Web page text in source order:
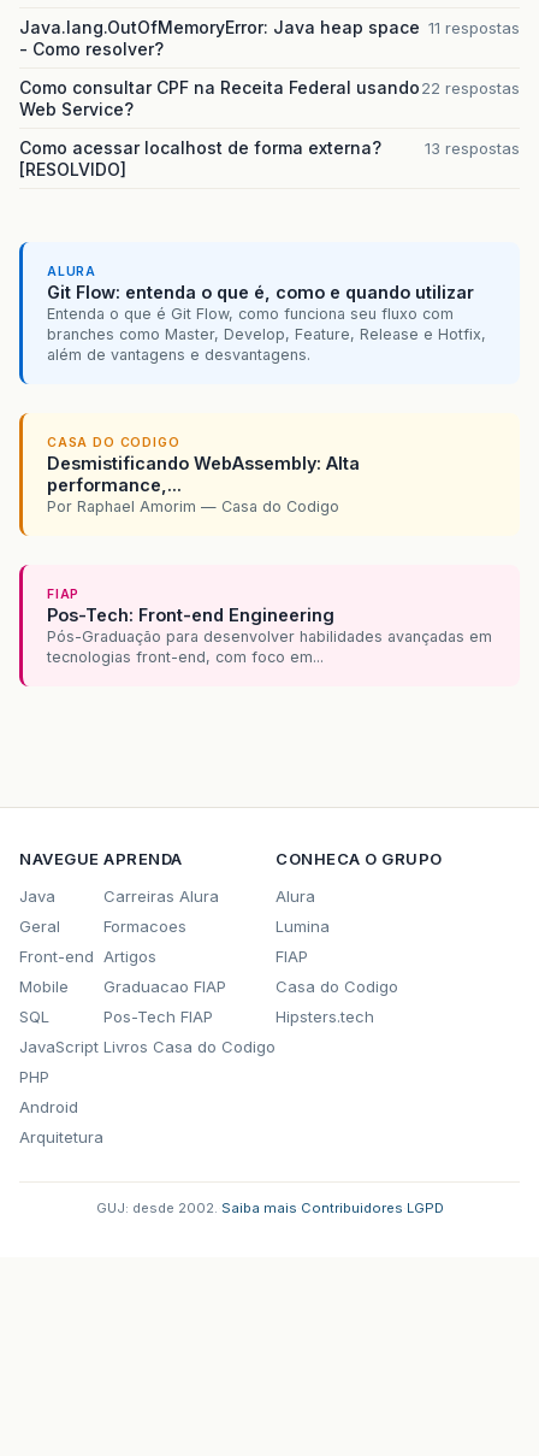
+
context.responseComplete();
//return "/
}
Java.lang.OutOfMemoryError: Java heap space
- Como resolver?
11 respostas
Como consultar CPF na Receita Federal usando
Web Service?
22 respostas
Como acessar localhost de forma externa?
[RESOLVIDO]
13 respostas
ALURA
Git Flow: entenda o que é, como e quando utilizar
Entenda o que é Git Flow, como funciona seu fluxo com
branches como Master, Develop, Feature, Release e Hotfix,
além de vantagens e desvantagens.
CASA DO CODIGO
Desmistificando WebAssembly: Alta
performance,...
Por Raphael Amorim — Casa do Codigo
FIAP
Pos-Tech: Front-end Engineering
Pós-Graduação para desenvolver habilidades avançadas em
tecnologias front-end, com foco em...
NAVEGUE
Java
Geral
Front-end
Mobile
SQL
JavaScript
PHP
Android
Arquitetura
APRENDA
Carreiras Alura
Formacoes
Artigos
Graduacao FIAP
Pos-Tech FIAP
Livros Casa do Codigo
CONHECA O GRUPO
Alura
Lumina
FIAP
Casa do Codigo
Hipsters.tech
GUJ: desde 2002. Saiba mais Contribuidores LGPD